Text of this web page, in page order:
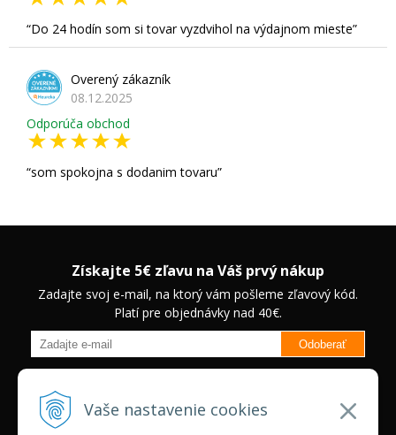
Vaše nastavenie cookies
Do 24 hodín som si tovar vyzdvihol na výdajnom mieste
Overený zákazník
08.12.2025
Odporúča obchod
som spokojna s dodanim tovaru
Získajte 5€ zľavu na Váš prvý nákup
Zadajte svoj e-mail, na ktorý vám pošleme zľavový kód.
Platí pre objednávky nad 40€.
Odoberať
zľavách na vybrané produkty.
Neplatí pre Veľkoobchodných
zákazníkov.